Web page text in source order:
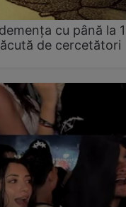
cu până la
de cercetători